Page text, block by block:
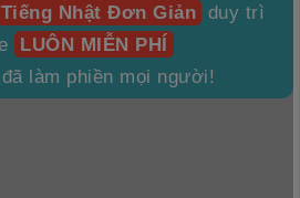
Tiếng Nhật Đơn Giản duy trì
LUÔN MIỄN PHÍ
làm phiền mọi người!